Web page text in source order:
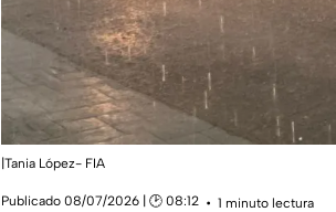
|Tania López- FIA
Publicado 08/07/2026 | 🕑 08:12
1 minuto lectura